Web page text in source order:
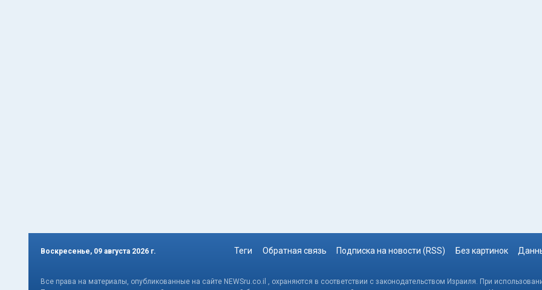
Воскресенье, 09 августа 2026 г. Теги Обратная связь Подписка на новости (RSS) Без картинок
Все права на материалы, опубликованные на сайте NEWSru.co.il , охраняются в соответствии с законодательством Израиля. При